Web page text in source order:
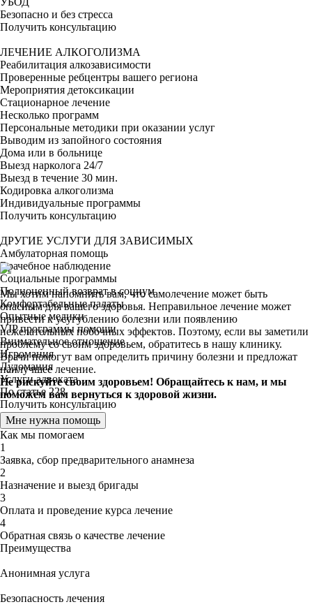
Безопасно и без стресса
Получить консультацию
ЛЕЧЕНИЕ АЛКОГОЛИЗМА
Реабилитация алкозависимости
Проверенные ребцентры вашего региона
Мероприятия детоксикации
Стационарное лечение
Несколько программ
Персональные методики при оказании услуг
Выводим из запойного состояния
Дома или в больнице
Выезд нарколога 24/7
Выезд в течение 30 мин.
Кодировка алкоголизма
Индивидуальные программы
Получить консультацию
ДРУГИЕ УСЛУГИ ДЛЯ ЗАВИСИМЫХ
Амбулаторная помощь
Врачебное наблюдение
Социальные программы
Полноценный возврат в социум
Комфортабельные палаты
Опытные медики
VIP программы помощи
Внимательное отношение
Игромания
Лудомания
Услуги адвоката
По статье 228
Получить консультацию
Мы хотим напомнить вам, что самолечение может быть
опасным для вашего здоровья. Неправильное лечение может
привести к усугублению болезни или появлению
нежелательных побочных эффектов. Поэтому, если вы заметили
проблему со своим здоровьем, обратитесь в нашу клинику.
Врачи помогут вам определить причину болезни и предложат
наилучшее лечение.
Не рискуйте своим здоровьем! Обращайтесь к нам, и мы
поможем вам вернуться к здоровой жизни.
Мне нужна помощь
Как мы помогаем
1
Заявка, сбор предварительного анамнеза
2
Назначение и выезд бригады
3
Оплата и проведение курса лечение
4
Обратная связь о качестве лечение
Преимущества
Анонимная услуга
Безопасность лечения